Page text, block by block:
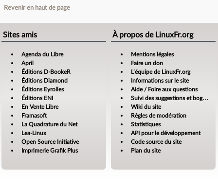
Revenir en haut de page
Sites amis
Agenda du Libre
April
Éditions D-BookeR
Éditions Diamond
Éditions Eyrolles
Éditions ENI
En Vente Libre
Framasoft
La Quadrature du Net
Lea-Linux
Open Source Initiative
Imprimerie Grafik Plus
À propos de LinuxFr.org
Mentions légales
Faire un don
L’équipe de LinuxFr.org
Informations sur le site
Aide / Foire aux questions
Suivi des suggestions et bogues
Wiki du site
Règles de modération
Statistiques
API pour le développement
Code source du site
Plan du site